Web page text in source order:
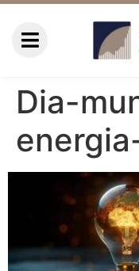
Dia-